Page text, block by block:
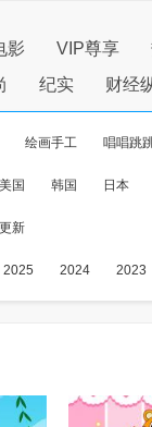
影 VIP尊享
纪实 财经
绘画手工 唱唱跳
美国 韩国 日本
更新
2025 2024 2023